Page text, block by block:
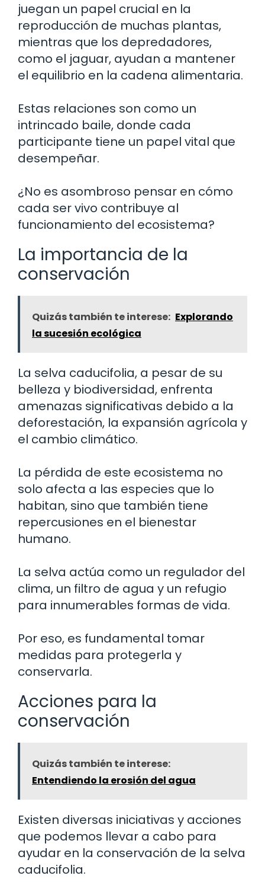
juegan un papel crucial en la
reproducción de muchas plantas,
mientras que los depredadores,
como el jaguar, ayudan a mantener
el equilibrio en la cadena alimentaria.
Estas relaciones son como un
intrincado baile, donde cada
participante tiene un papel vital que
desempeñar.
¿No es asombroso pensar en cómo
cada ser vivo contribuye al
funcionamiento del ecosistema?
La importancia de la
conservación
Quizás también te interese: Explorando
la sucesión ecológica
La selva caducifolia, a pesar de su
belleza y biodiversidad, enfrenta
amenazas significativas debido a la
deforestación, la expansión agrícola y
el cambio climático.
La pérdida de este ecosistema no
solo afecta a las especies que lo
habitan, sino que también tiene
repercusiones en el bienestar
humano.
La selva actúa como un regulador del
clima, un filtro de agua y un refugio
para innumerables formas de vida.
Por eso, es fundamental tomar
medidas para protegerla y
conservarla.
Acciones para la
conservación
Quizás también te interese:
Entendiendo la erosión del agua
Existen diversas iniciativas y acciones
que podemos llevar a cabo para
ayudar en la conservación de la selva
caducifolia.